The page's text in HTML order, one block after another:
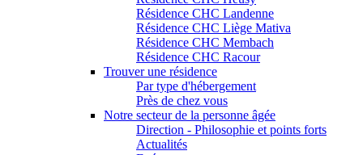
Résidence CHC Landenne
Résidence CHC Liège Mativa
Résidence CHC Membach
Résidence CHC Racour
Trouver une résidence
Par type d'hébergement
Près de chez vous
Notre secteur de la personne âgée
Direction - Philosophie et points forts
Actualités